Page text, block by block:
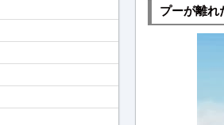
プーが離れ